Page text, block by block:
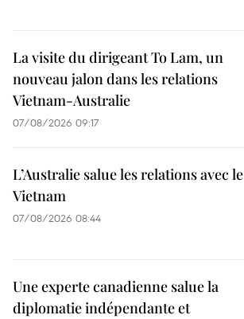
La visite du dirigeant To Lam, un
nouveau jalon dans les relations
Vietnam-Australie
07/08/2026 09:17
L’Australie salue les relations avec le
Vietnam
07/08/2026 08:44
Une experte canadienne salue la
diplomatie indépendante et